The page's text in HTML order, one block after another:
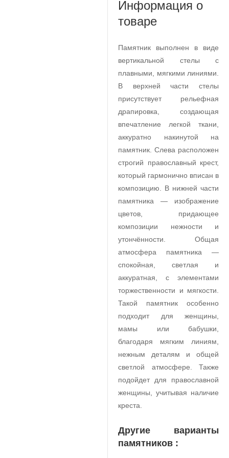
Информация о
товаре
Памятник выполнен в виде
вертикальной стелы с
плавными, мягкими линиями.
В верхней части стелы
присутствует рельефная
драпировка, создающая
впечатление легкой ткани,
аккуратно накинутой на
памятник. Слева расположен
строгий православный крест,
который гармонично вписан в
композицию. В нижней части
памятника — изображение
цветов, придающее
композиции нежности и
утончённости. Общая
атмосфера памятника —
спокойная, светлая и
аккуратная, с элементами
торжественности и мягкости.
Такой памятник особенно
подходит для женщины,
мамы или бабушки,
благодаря мягким линиям,
нежным деталям и общей
светлой атмосфере. Также
подойдет для православной
женщины, учитывая наличие
креста.
Другие варианты
памятников :